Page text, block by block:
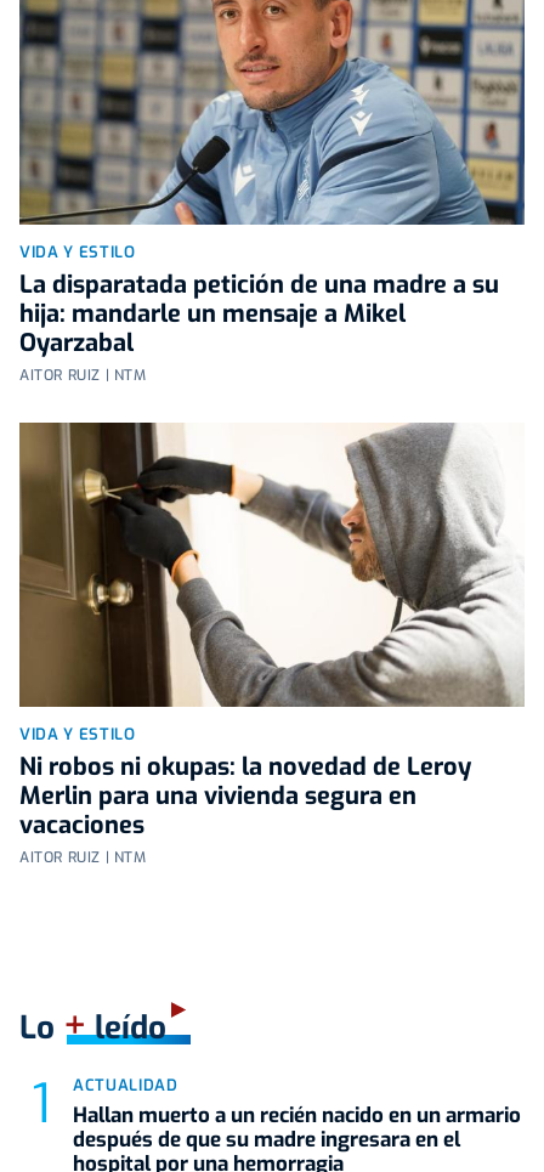
VIDA Y ESTILO
La disparatada petición de una madre a su
hija: mandarle un mensaje a Mikel
Oyarzabal
AITOR RUIZ | NTM
VIDA Y ESTILO
Ni robos ni okupas: la novedad de Leroy
Merlin para una vivienda segura en
vacaciones
AITOR RUIZ | NTM
Lo +leído
ACTUALIDAD
Hallan muerto a un recién nacido en un armario
después de que su madre ingresara en el
hospital por una hemorragia